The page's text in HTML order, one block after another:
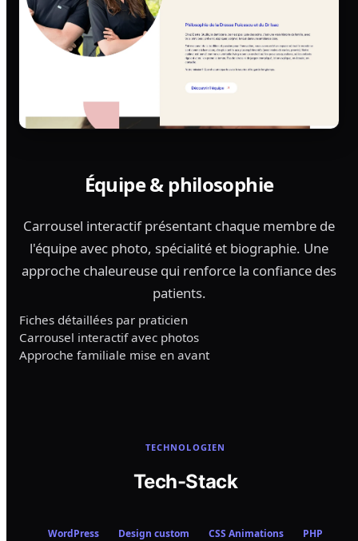
Équipe & philosophie
Carrousel interactif présentant chaque membre de
l'équipe avec photo, spécialité et biographie. Une
approche chaleureuse qui renforce la confiance des
patients.
Fiches détaillées par praticien
Carrousel interactif avec photos
Approche familiale mise en avant
TECHNOLOGIEN
Tech-Stack
WordPress Design custom CSS Animations PHP